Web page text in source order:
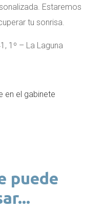
Estaremos
tu sonrisa.
1º – La Laguna
puede